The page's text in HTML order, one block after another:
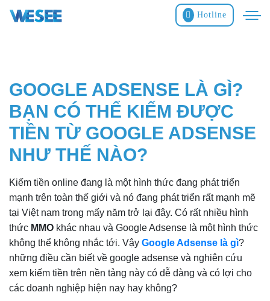
Hotline
GOOGLE ADSENSE LÀ GÌ?
BẠN CÓ THỂ KIẾM ĐƯỢC
TIỀN TỪ GOOGLE ADSENSE
NHƯ THẾ NÀO?
Kiếm tiền online đang là một hình thức đang phát triển
mạnh trên toàn thế giới và nó đang phát triển rất mạnh mẽ
tại Việt nam trong mấy năm trở lại đây. Có rất nhiều hình
thức MMO khác nhau và Google Adsense là một hình thức
không thể không nhắc tới. Vậy Google Adsense là gì?
những điều cần biết về google adsense và nghiên cứu
xem kiếm tiền trên nền tảng này có dễ dàng và có lợi cho
các doanh nghiệp hiện nay hay không?